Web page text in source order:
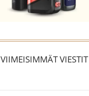
VIIMEISIMMÄT VIESTIT